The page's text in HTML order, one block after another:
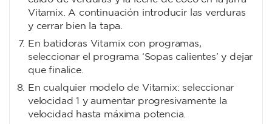
Vitamix. A continuación introducir las verduras
y cerrar bien la tapa.
En batidoras Vitamix con programas,
seleccionar el programa ‘Sopas calientes’ y dejar
que finalice.
En cualquier modelo de Vitamix: seleccionar
velocidad 1 y aumentar progresivamente la
velocidad hasta máxima potencia.